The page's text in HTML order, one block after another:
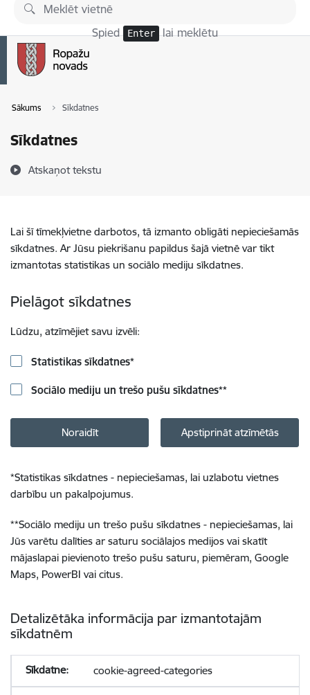
Pāriet uz lapas saturu
Spied Enter lai meklētu
Sākums Sīkdatnes
Sīkdatnes
Atskaņot tekstu
Lai šī tīmekļvietne darbotos, tā izmanto obligāti nepieciešamās
sīkdatnes. Ar Jūsu piekrišanu papildus šajā vietnē var tikt
izmantotas statistikas un sociālo mediju sīkdatnes.
Pielāgot sīkdatnes
Lūdzu, atzīmējiet savu izvēli:
Statistikas sīkdatnes*
Sociālo mediju un trešo pušu sīkdatnes**
Noraidīt Apstiprināt atzīmētās
*Statistikas sīkdatnes - nepieciešamas, lai uzlabotu vietnes
darbību un pakalpojumus.
**Sociālo mediju un trešo pušu sīkdatnes - nepieciešamas, lai
Jūs varētu dalīties ar saturu sociālajos medijos vai skatīt
mājaslapai pievienoto trešo pušu saturu, piemēram, Google
Maps, PowerBI vai citus.
Detalizētāka informācija par izmantotajām
sīkdatnēm
cookie-agreed-categories